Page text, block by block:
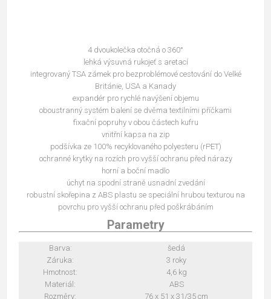
4 dvoukolečka otočná o 360°
lehká výsuvná rukojeť s aretací
integrovaný TSA zámek pro bezproblémové cestování do Velké
Británie, USA a Kanady
expandér pro rychlé navýšení objemu
oboustranný systém balení se dvěma textilními příčkami
fixační popruhy v obou částech kufru
vnitřní kapsa na zip
podšívka ze 100% recyklovaného polyesteru (rPET)
ochranné krytky na rozích pro vyšší ochranu před nárazy
horní a boční madlo
úchyt na spodní straně usnadní zvedání
robustní skořepina z ABS plastu se speciální hrubou texturou na
povrchu pro vyšší ochranu před poškrábáním
Parametry
Barva:
šedá
Záruka:
3 roky
Hmotnost:
4,6 kg
Materiál:
ABS
Rozměry:
76 x 51 x 31/35 cm